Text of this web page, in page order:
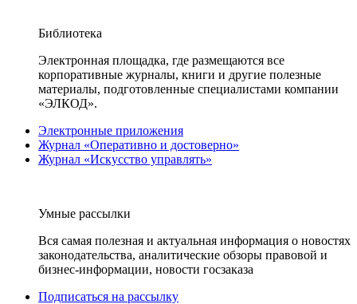
Библиотека
Электронная площадка, где размещаются все
корпоративные журналы, книги и другие полезные
материалы, подготовленные специалистами компании
«ЭЛКОД».
Электронные приложения
Журнал «Оперативно и достоверно»
Журнал «Искусство управлять»
Умные рассылки
Вся самая полезная и актуальная информация о новостях
законодательства, аналитические обзоры правовой и
бизнес-информации, новости госзаказа
Подписаться на рассылку